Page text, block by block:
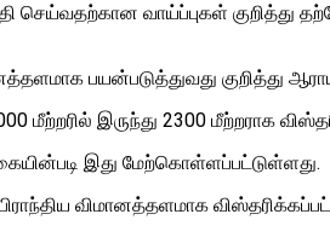
செய்வதற்கான வாய்ப்புகள்
பயன்படுத்துவது குறித்து
இருந்து 2300 மீற்றராக
இது மேற்கொள்ளப்பட்டுள்ளது.
விமானத்தளமாக